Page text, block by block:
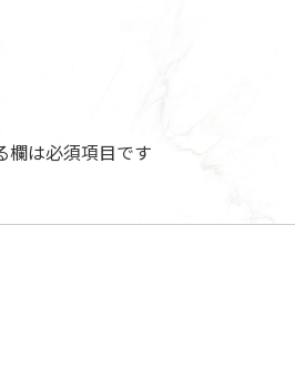
欄は必須項目です